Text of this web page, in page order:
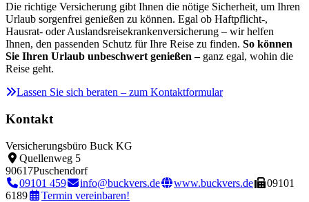
Die richtige Versicherung gibt Ihnen die nötige Sicherheit, um Ihren
Urlaub sorgenfrei genießen zu können. Egal ob Haftpflicht-,
Hausrat- oder Auslandsreisekrankenversicherung – wir helfen
Ihnen, den passenden Schutz für Ihre Reise zu finden. So können
Sie Ihren Urlaub unbeschwert genießen –ganz egal, wohin die
Reise geht.
Lassen Sie sich beraten – zum Kontaktformular
Kontakt
Versicherungsbüro Buck KG
Quellenweg 5
90617Puschendorf
09101 459
info@buckvers.de www.buckvers.de
09101
6189
Termin vereinbaren!